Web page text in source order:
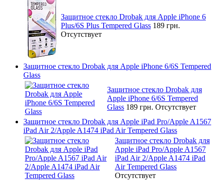
Защитное стекло Drobak для Apple iPhone 6
Plus/6S Plus Tempered Glass 189 грн.
Отсутствует
Защитное стекло Drobak для Apple iPhone 6/6S Tempered
Glass
Защитное стекло Drobak для
Apple iPhone 6/6S Tempered
Glass 189 грн. Отсутствует
Защитное стекло Drobak для Apple iPad Pro/Apple A1567
iPad Air 2/Apple A1474 iPad Air Tempered Glass
Защитное стекло Drobak для
Apple iPad Pro/Apple A1567
iPad Air 2/Apple A1474 iPad
Air Tempered Glass
Отсутствует